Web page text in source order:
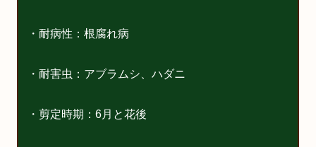
・耐病性：根腐れ病
・耐害虫：アブラムシ、ハダニ
・剪定時期：6月と花後